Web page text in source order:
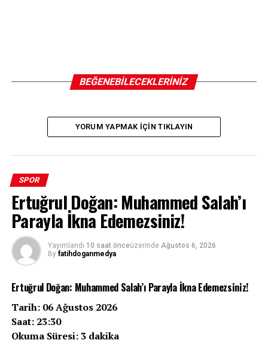
BEĞENEBILECEKLERINIZ
YORUM YAPMAK IÇIN TIKLAYIN
SPOR
Ertuğrul Doğan: Muhammed Salah’ı
Parayla İkna Edemezsiniz!
Yayımlandı 10 saat önceüzerinde Ağustos 6, 2026
By fatihdoganmedya
Ertuğrul Doğan: Muhammed Salah’ı Parayla İkna Edemezsiniz!
Tarih: 06 Ağustos 2026
Saat: 23:30
Okuma Süresi: 3 dakika